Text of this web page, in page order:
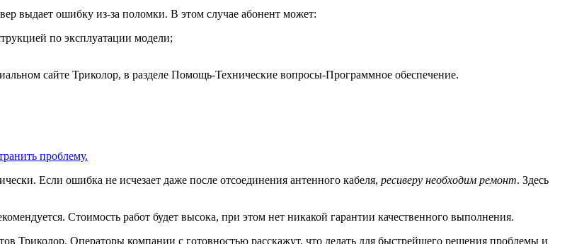
выдает ошибку из-за поломки. В этом случае абонент может:
по эксплуатации модели;
сайте Триколор, в разделе Помощь-Технические вопросы-Программное обеспечение.
проблему.
Если ошибка не исчезает даже после отсоединения антенного кабеля, ресиверу необходим ремонт. Здесь
Стоимость работ будет высока, при этом нет никакой гарантии качественного выполнения.
Триколор. Операторы компании с готовностью расскажут, что делать для быстрейшего решения проблемы и